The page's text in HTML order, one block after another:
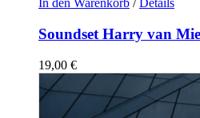
In den Warenkorb / Details
Soundset Harry van
19,00 €